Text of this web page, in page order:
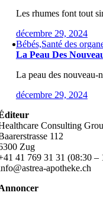
Les rhumes font tout
décembre 29, 2024
Bébés,Santé des
La Peau Des
La peau des nouveau-
décembre 29, 2024
Consulting
112
Zug
41 769 31 31 (08:30 –
apotheke.ch